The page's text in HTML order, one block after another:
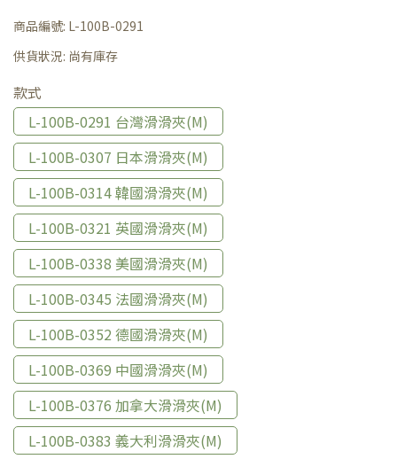
商品編號: L-100B-0291
供貨狀況: 尚有庫存
款式
L-100B-0291 台灣滑滑夾(M)
L-100B-0307 日本滑滑夾(M)
L-100B-0314 韓國滑滑夾(M)
L-100B-0321 英國滑滑夾(M)
L-100B-0338 美國滑滑夾(M)
L-100B-0345 法國滑滑夾(M)
L-100B-0352 德國滑滑夾(M)
L-100B-0369 中國滑滑夾(M)
L-100B-0376 加拿大滑滑夾(M)
L-100B-0383 義大利滑滑夾(M)